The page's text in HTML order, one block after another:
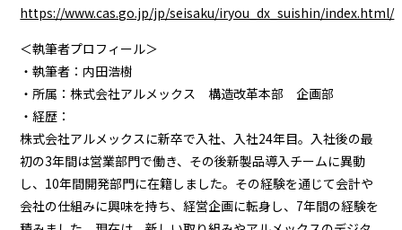
https://www.cas.go.jp/jp/seisaku/iryou_dx_suishin/index.html/
＜執筆者プロフィール＞
・執筆者：内田浩樹
・所属：株式会社アルメックス 構造改革本部 企画部
・経歴：
株式会社アルメックスに新卒で入社、入社24年目。入社後の最
初の3年間は営業部門で働き、その後新製品導入チームに異動
し、10年間開発部門に在籍しました。その経験を通じて会計や
会社の仕組みに興味を持ち、経営企画に転身し、7年間の経験を